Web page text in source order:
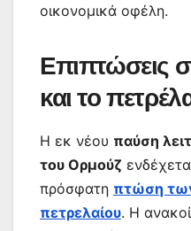
οικονομικά οφέλη.
Επιπτώσεις
και το
Η εκ νέου παύση
του Ορμούζ
πρόσφατη πτώση
πετρελαίου. Η